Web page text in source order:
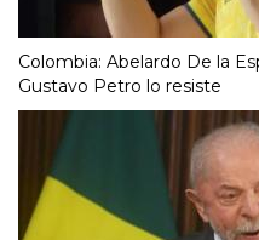
Colombia: Abelardo De la
Gustavo Petro lo resiste